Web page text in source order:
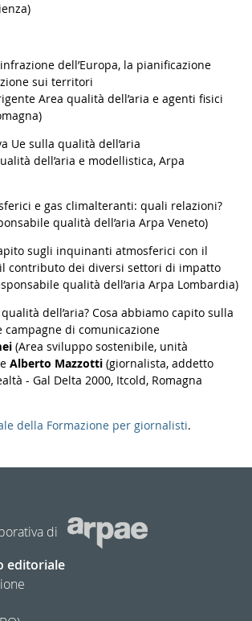
dell’Europa, la pianificazione
sui territori
Area qualità dell’aria e agenti fisici
Ue sulla qualità dell’aria
dell’aria e modellistica, Arpa
e gas climalteranti: quali relazioni?
qualità dell’aria Arpa Veneto)
sugli inquinanti atmosferici con il
contributo dei diversi settori di impatto
qualità dell’aria Arpa Lombardia)
dell’aria? Cosa abbiamo capito sulla
campagne di comunicazione
(Area sviluppo sostenibile, unità
Alberto Mazzotti(giornalista, addetto
- Gal Delta 2000, Itcold, Romagna
della Formazione per giornalisti.
di
editoriale